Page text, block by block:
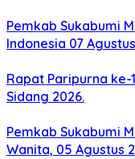
Pemkab Sukabumi
Indonesia 07
Rapat Paripurna ke-
Sidang 2026.
Pemkab Sukabumi
Wanita, 05 Agustus